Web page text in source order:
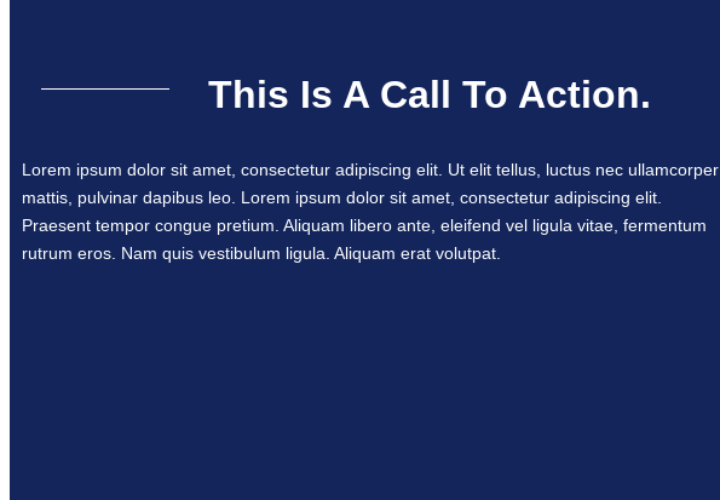
This Is A Call To Action.
Lorem ipsum dolor sit amet, consectetur adipiscing elit. Ut elit tellus, luctus nec ullamcorper
mattis, pulvinar dapibus leo. Lorem ipsum dolor sit amet, consectetur adipiscing elit.
Praesent tempor congue pretium. Aliquam libero ante, eleifend vel ligula vitae, fermentum
rutrum eros. Nam quis vestibulum ligula. Aliquam erat volutpat.